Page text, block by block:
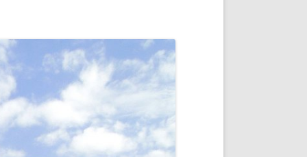
INICIO
IRPF
PREMIO NYR
CONVENCIONES ANUALES
NUEVA ETAPA
POLÍTICA DE PRIVACIDAD
AVISO LEGAL
REPORTAR INCIDENCIA